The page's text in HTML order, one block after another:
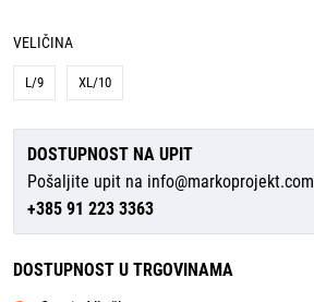
VELIČINA
L/9 XL/10
DOSTUPNOST NA UPIT
Pošaljite upit na info@markoprojekt.com
+385 91 223 3363
DOSTUPNOST U TRGOVINAMA